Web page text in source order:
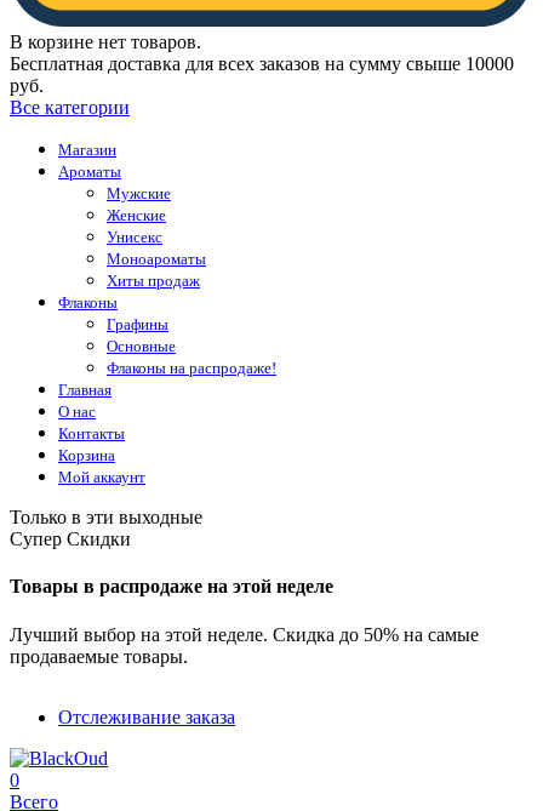
В корзине нет товаров.
Бесплатная доставка для всех заказов на сумму свыше 10000
руб.
Все категории
Магазин
Ароматы
Мужские
Женские
Унисекс
Моноароматы
Хиты продаж
Флаконы
Графины
Основные
Флаконы на распродаже!
Главная
О нас
Контакты
Корзина
Мой аккаунт
Только в эти выходные
Супер Скидки
Товары в распродаже на этой неделе
Лучший выбор на этой неделе. Скидка до 50% на самые
продаваемые товары.
Отслеживание заказа
0
Всего